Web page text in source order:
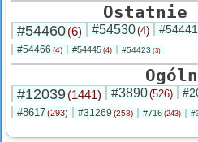
Ostatnie
#54460(6) #54530(4) #54441
#54466 (4) #54445 (4) #54423 (3)
#12039(1441) #3890(526)
#8617(293) #31269 (258) #716 (243)